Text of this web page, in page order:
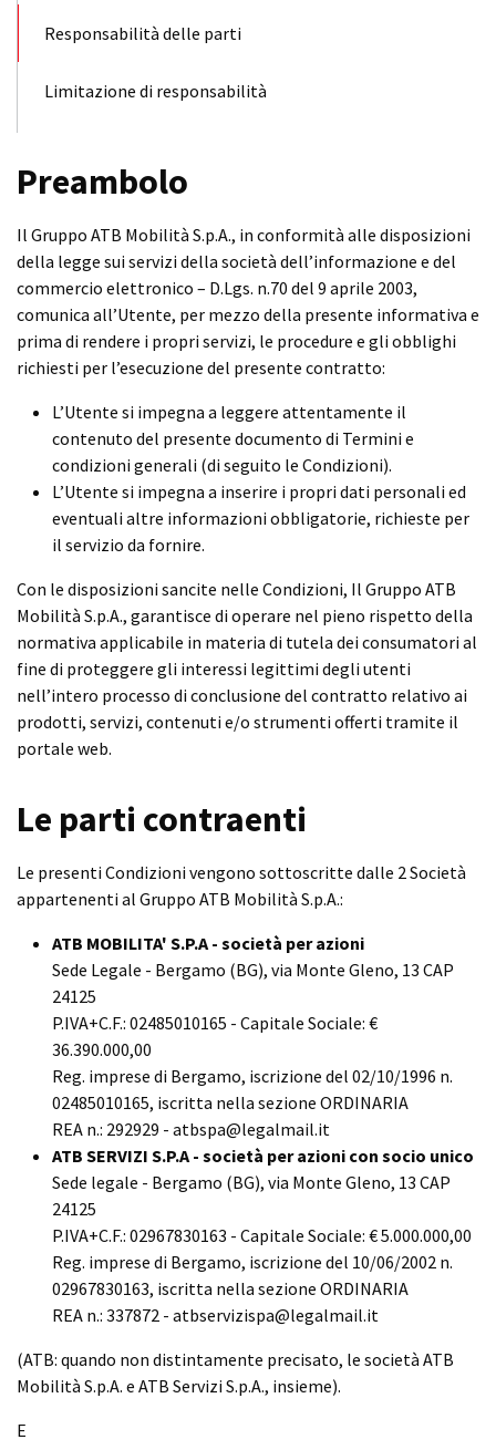
Responsabilità delle parti
Limitazione di responsabilità
Preambolo
Il Gruppo ATB Mobilità S.p.A., in conformità alle disposizioni
della legge sui servizi della società dell’informazione e del
commercio elettronico – D.Lgs. n.70 del 9 aprile 2003,
comunica all’Utente, per mezzo della presente informativa e
prima di rendere i propri servizi, le procedure e gli obblighi
richiesti per l’esecuzione del presente contratto:
L’Utente si impegna a leggere attentamente il
contenuto del presente documento di Termini e
condizioni generali (di seguito le Condizioni).
L’Utente si impegna a inserire i propri dati personali ed
eventuali altre informazioni obbligatorie, richieste per
il servizio da fornire.
Con le disposizioni sancite nelle Condizioni, Il Gruppo ATB
Mobilità S.p.A., garantisce di operare nel pieno rispetto della
normativa applicabile in materia di tutela dei consumatori al
fine di proteggere gli interessi legittimi degli utenti
nell’intero processo di conclusione del contratto relativo ai
prodotti, servizi, contenuti e/o strumenti offerti tramite il
portale web.
Le parti contraenti
Le presenti Condizioni vengono sottoscritte dalle 2 Società
appartenenti al Gruppo ATB Mobilità S.p.A.:
ATB MOBILITA' S.P.A - società per azioni
Sede Legale - Bergamo (BG), via Monte Gleno, 13 CAP
24125
P.IVA+C.F.: 02485010165 - Capitale Sociale: €
36.390.000,00
Reg. imprese di Bergamo, iscrizione del 02/10/1996 n.
02485010165, iscritta nella sezione ORDINARIA
REA n.: 292929 - atbspa@legalmail.it
ATB SERVIZI S.P.A - società per azioni con socio unico
Sede legale - Bergamo (BG), via Monte Gleno, 13 CAP
24125
P.IVA+C.F.: 02967830163 - Capitale Sociale: € 5.000.000,00
Reg. imprese di Bergamo, iscrizione del 10/06/2002 n.
02967830163, iscritta nella sezione ORDINARIA
REA n.: 337872 - atbservizispa@legalmail.it
(ATB: quando non distintamente precisato, le società ATB
Mobilità S.p.A. e ATB Servizi S.p.A., insieme).
E